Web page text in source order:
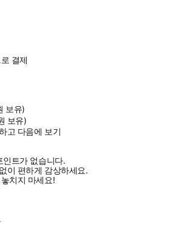
결제
보유)
보유)
고 다음에 보기
인트가 없습니다.
이 편하게 감상하세요.
치지 마세요!